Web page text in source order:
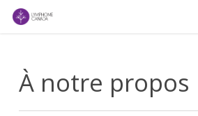
Skip
À notre propos